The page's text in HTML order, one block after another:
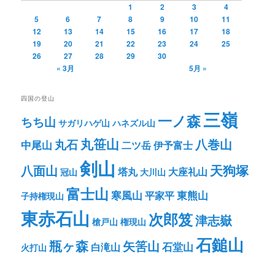
1
2 3
4
5
6 7 8 9 10
11
12
13 14 15 16 17
18
19
20 21 22 23 24
25
26
27 28 29
30
« 3月
5月 »
四国の登山
ちち山 サガリハゲ山 ハネズル山 一ノ森三嶺
中尾山 丸石丸笹山 二ツ岳伊予富士 八巻山
八面山 冠山 剣山 塔丸 大川山 大座礼山 天狗塚
子持権現山 富士山 寒風山 平家平東熊山
東赤石山 槍戸山 権現山 次郎笈津志嶽
火打山 瓶ヶ森 白滝山 矢筈山 石堂山 石鎚山